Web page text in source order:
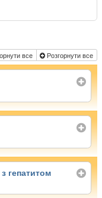
все Розгорнути все
гепатитом